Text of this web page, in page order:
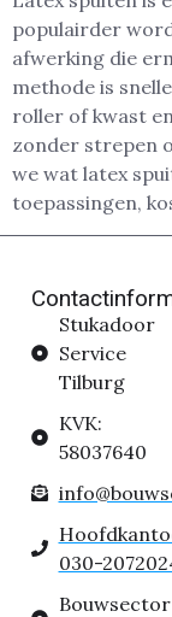
populairder
afwerking die
methode is
roller of kwast
zonder strepen
we wat latex
toepassingen,
Stukadoor
Service
Tilburg
KVK:
58037640
030-
Bouwsector